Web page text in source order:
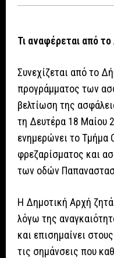
Τι αναφέρεται από
Συνεχίζεται από το
προγράμματος των
βελτίωση της
τη Δευτέρα 18 Μαίου
ενημερώνει το Τμήμα
φρεζαρίσματος και
των οδών
Η Δημοτική Αρχή
λόγω της
και επισημαίνει
τις σημάνσεις που